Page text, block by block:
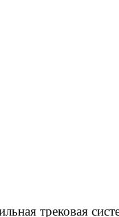
трековая